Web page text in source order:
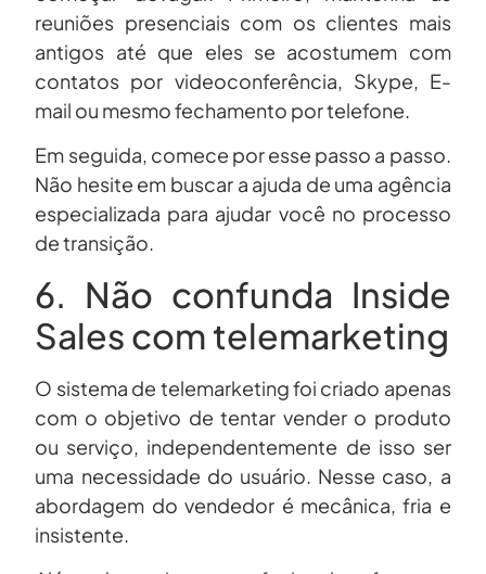
reuniões presenciais com os clientes mais
antigos até que eles se acostumem com
contatos por videoconferência, Skype, E-
mail ou mesmo fechamento por telefone.
Em seguida, comece por esse passo a passo.
Não hesite em buscar a ajuda de uma agência
especializada para ajudar você no processo
de transição.
6. Não confunda Inside
Sales com telemarketing
O sistema de telemarketing foi criado apenas
com o objetivo de tentar vender o produto
ou serviço, independentemente de isso ser
uma necessidade do usuário. Nesse caso, a
abordagem do vendedor é mecânica, fria e
insistente.